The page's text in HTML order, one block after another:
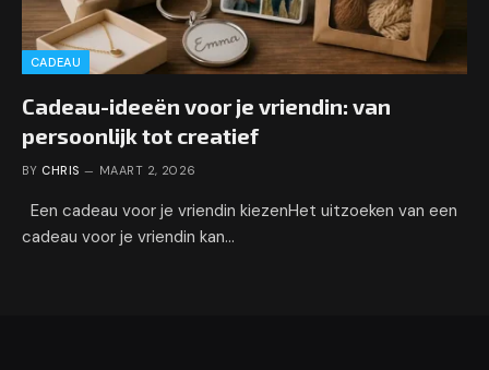
CADEAU
Cadeau-ideeën voor je vriendin: van
persoonlijk tot creatief
BY CHRIS MAART 2, 2026
Een cadeau voor je vriendin kiezenHet uitzoeken van een
cadeau voor je vriendin kan…